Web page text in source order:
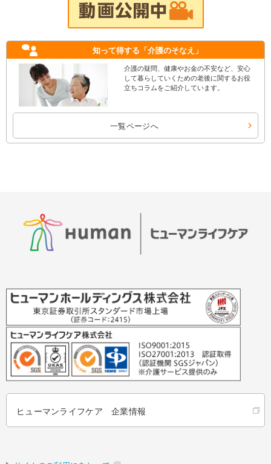
知って得する 「介護のそなえ」
介護の疑問、健康やお金の不安など、安心
して暮らしていくための老後に関するお役
立ちコラムをご紹介しています。
一覧ページへ
ヒューマンライフケア 企業情報